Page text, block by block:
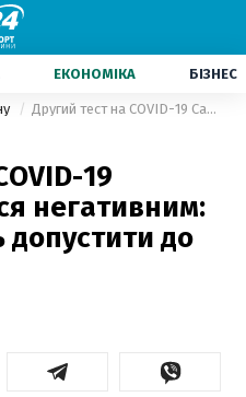
ЕКОНОМІКА БІЗНЕС
Другий тест на COVID-19 Санітри виявився негативним: тренера можуть допустити до Олімпіади
19
негативним:
до